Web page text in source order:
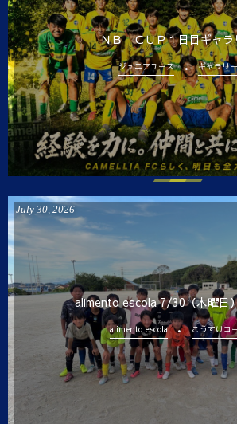
ＮＢ ＣＵＰ１日目ギャラ
ジュニアユース ギャラリー
alimento escola 7/30（木曜日
July 30 2026
alimento escola こうすけコ